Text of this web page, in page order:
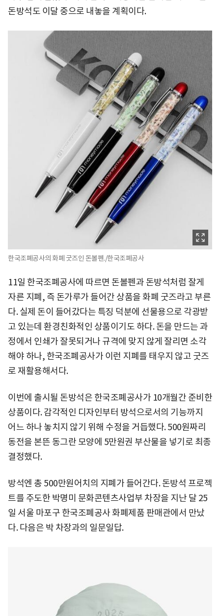
돈방석도 이달 중으로 내놓을 계획이다.
한국조폐공사의 화폐 굿즈인 돈볼펜./한국조폐공사
11일 한국조폐공사에 따르면 돈볼펜과 돈방석처럼 잘게
자른 지폐, 즉 돈가루가 들어간 상품을 화폐 굿즈라고 부른
다. 실제 돈이 들어갔다는 특징 덕분에 선물용으로 각광받
고 있는데 환경친화적인 상품이기도 하다. 돈을 만드는 과
정에서 인쇄가 잘못되거나 규격에 맞지 않게 잘리면 소각
해야 하나, 한국조폐공사가 이런 지폐를 태우지 않고 굿즈
로 재활용해서다.
이번에 출시될 돈방석은 한국조폐공사가 10개월간 준비한
상품이다. 감각적인 디자인부터 방석으로서의 기능까지
어느 하나 놓치지 않기 위해 수정을 거듭했다. 500원짜리
동전을 본뜬 동그란 모양에 5만원권 부산물을 넣기로 최종
결정했다.
방석엔 총 500만원어치의 지폐가 들어간다. 돈방석 프로젝
트를 주도한 박명미 문화콘텐츠사업부 차장을 지난 달 25
일 서울 마포구 한국조폐공사 화폐제품 판매관에서 만났
다. 다음은 박 차장과의 일문일답.